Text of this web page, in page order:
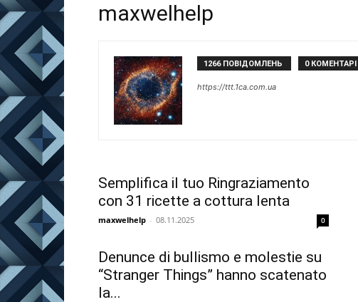
maxwelhelp
1266 ПОВІДОМЛЕНЬ 0 КОМЕНТАРІ
https://ttt.1ca.com.ua
Semplifica il tuo Ringraziamento
con 31 ricette a cottura lenta
maxwelhelp - 08.11.2025 0
Denunce di bullismo e molestie su
“Stranger Things” hanno scatenato
la...